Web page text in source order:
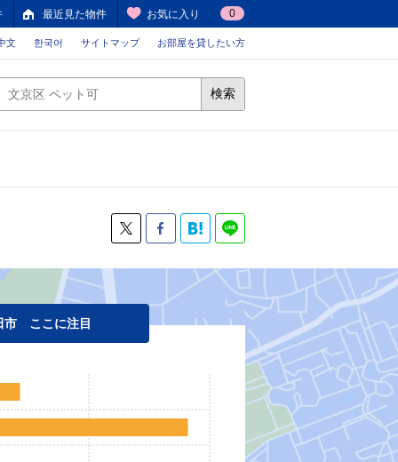
最近見た物件 お気に入り 0
文 한국어 サイトマップ お部屋を貸したい方
検索
市 ここに注目